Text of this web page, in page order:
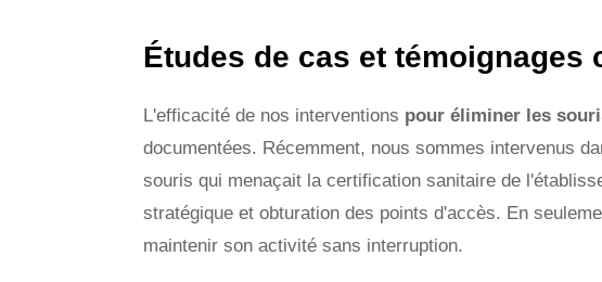
Études de cas et témoignages
L'efficacité de nos interventions pour éliminer les
documentées. Récemment, nous sommes intervenus
souris qui menaçait la certification sanitaire de
stratégique et obturation des points d'accès. En
maintenir son activité sans interruption.